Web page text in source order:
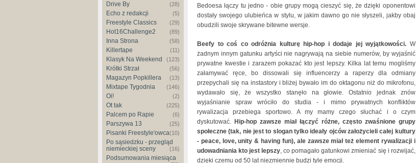
Drive By (28)
Echo z redakcji (5)
Freestyle Classics (29)
Hot16Challenge2 (89)
Inna Strona (58)
Killertape (11)
Klasyk Na Weekend (123)
Krótki Strzał (56)
Magazyn Popkillera (13)
Mixtape Tygodnia (146)
Oi! (2)
Ot tak (225)
Palcem po Rapie (6)
Parszywa 13 (25)
Pisanki Freestyle'owca(10)
Po sąsiedzku - przegląd
niemieckiej sceny
(16)
Podsumowania miesiąca
Bedoesa łączy tu jedno - obie grupy mogą cieszyć się, że dzięki oponentowi
dostały swojego ulubieńca w stylu, w jakim dawno go nie słyszeli, jakby obaj
obudzili swoje skrywane bitewne wersje.
Beefy to coś co odróżnia kulturę hip-hop i dodaje jej wyjątkowości. W
żadnym innym gatunku artyści nie nagrywają na siebie numerów, by wyjaśnić
prywatne kwestie i zarazem pokazać kto jest lepszy. Kilka lat temu mogliśmy
załamywać ręce, bo dissowali się influencerzy a raperzy dla odmiany
przepychali się na instastory i bliżej bywało im do oktagonu niż do mikrofonu,
wydawało się, że wszystko stanęło na głowie. Ostatnio jednak znów
wyjaśnianie spraw wróciło do studia - i mimo prywatnych konfliktów
rywalizacja przebiega sportowo. A my mamy czego słuchać i o czym
dyskutować. Hip-hop zawsze miał łączyć różne, często zwaśnione grupy
społeczne (tak, nie jest to slogan tylko ideały ojców założycieli całej kultury
- peace, love, unity & having fun), ale zawsze miał też element rywalizacji i
udowadniania kto jest lepszy , co pomagało gatunkowi zmieniać się i rozwijać,
dzięki czemu od 50 lat niezmiennie budzi tyle emocji.